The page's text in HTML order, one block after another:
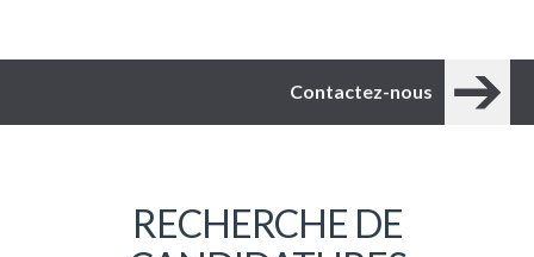
Contactez-nous
RECHERCHE DE